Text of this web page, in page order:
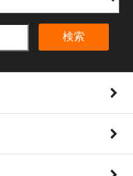
検索